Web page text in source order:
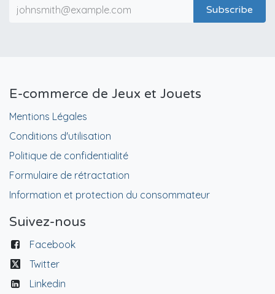
Subscribe
E-commerce de Jeux et Jouets
Mentions Légales
Conditions d'utilisation
Politique de confidentialité
Formulaire de rétractation
Information et protection du consommateur
Suivez-nous
Facebook
Twitter
Linkedin